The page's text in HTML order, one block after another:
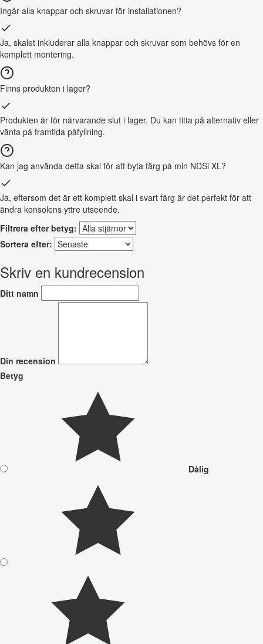
Ingår alla knappar och skruvar för installationen?
Ja, skalet inkluderar alla knappar och skruvar som behövs för en
komplett montering.
Finns produkten i lager?
Produkten är för närvarande slut i lager. Du kan titta på alternativ eller
vänta på framtida påfyllning.
Kan jag använda detta skal för att byta färg på min NDSi XL?
Ja, eftersom det är ett komplett skal i svart färg är det perfekt för att
ändra konsolens yttre utseende.
Filtrera efter betyg:
Sortera efter:
Skriv en kundrecension
Ditt namn
Din recension
Betyg
Dålig